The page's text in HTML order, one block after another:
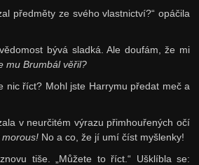
předměty ze svého vlastnictví?“ opáčila
bývá sladká. Ale doufám, že mi
mu Brumbál věřil?
nic říct? Mohl jste Harrymu předat meč a
v neurčitém výrazu přimhouřených očí
No a co, že jí umí číst myšlenky!
tiše. „Můžete to říct.“ Ušklíbla se: